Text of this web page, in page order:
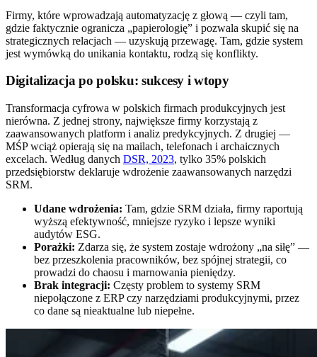
Firmy, które wprowadzają automatyzację z głową — czyli tam,
gdzie faktycznie ogranicza „papierologię” i pozwala skupić się na
strategicznych relacjach — uzyskują przewagę. Tam, gdzie system
jest wymówką do unikania kontaktu, rodzą się konflikty.
Digitalizacja po polsku: sukcesy i wtopy
Transformacja cyfrowa w polskich firmach produkcyjnych jest
nierówna. Z jednej strony, największe firmy korzystają z
zaawansowanych platform i analiz predykcyjnych. Z drugiej —
MŚP wciąż opierają się na mailach, telefonach i archaicznych
excelach. Według danych DSR, 2023, tylko 35% polskich
przedsiębiorstw deklaruje wdrożenie zaawansowanych narzędzi
SRM.
Udane wdrożenia: Tam, gdzie SRM działa, firmy raportują
wyższą efektywność, mniejsze ryzyko i lepsze wyniki
audytów ESG.
Porażki: Zdarza się, że system zostaje wdrożony „na siłę” —
bez przeszkolenia pracowników, bez spójnej strategii, co
prowadzi do chaosu i marnowania pieniędzy.
Brak integracji: Częsty problem to systemy SRM
niepołączone z ERP czy narzędziami produkcyjnymi, przez
co dane są nieaktualne lub niepełne.